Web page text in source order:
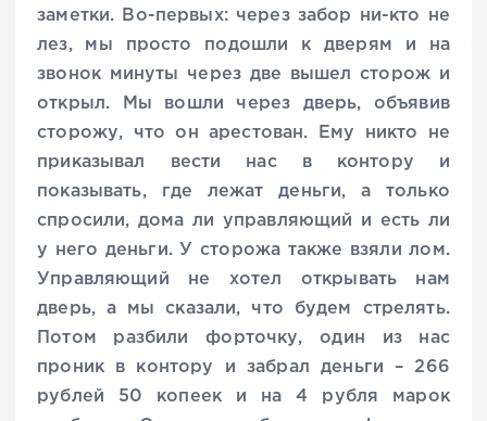
заметки. Во-первых: через забор ни-кто не
лез, мы просто подошли к дверям и на
звонок минуты через две вышел сторож и
открыл. Мы вошли через дверь, объявив
сторожу, что он арестован. Ему никто не
приказывал вести нас в контору и
показывать, где лежат деньги, а только
спросили, дома ли управляющий и есть ли
у него деньги. У сторожа также взяли лом.
Управляющий не хотел открывать нам
дверь, а мы сказали, что будем стрелять.
Потом разбили форточку, один из нас
проник в контору и забрал деньги – 266
рублей 50 копеек и на 4 рубля марок